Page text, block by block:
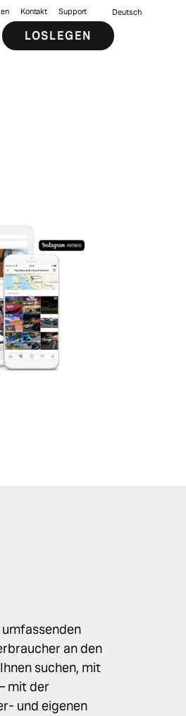
Kontakt Support Deutsch
LOSLEGEN
an den
suchen, mit
mit der
und eigenen